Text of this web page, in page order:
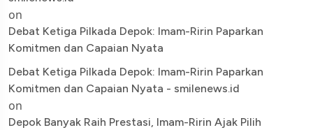
on
Debat Ketiga Pilkada Depok: Imam-Ririn Paparkan
Komitmen dan Capaian Nyata
Debat Ketiga Pilkada Depok: Imam-Ririn Paparkan
Komitmen dan Capaian Nyata - smilenews.id
on
Depok Banyak Raih Prestasi, Imam-Ririn Ajak Pilih